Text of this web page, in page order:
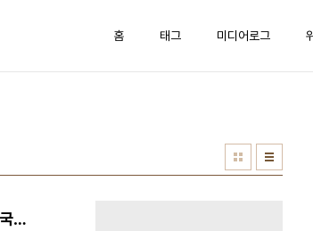
홈 태그 미디어로그
탈북자 합심조 심문조서-진술서등 9천여건 미국정부에 넘겨 : 위키리크스 한국전문